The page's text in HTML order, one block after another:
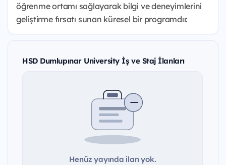
öğrenme ortamı sağlayarak bilgi ve deneyimlerini
geliştirme fırsatı sunan küresel bir programdır.
HSD Dumlupınar University İş ve Staj İlanları
Henüz yayında ilan yok.